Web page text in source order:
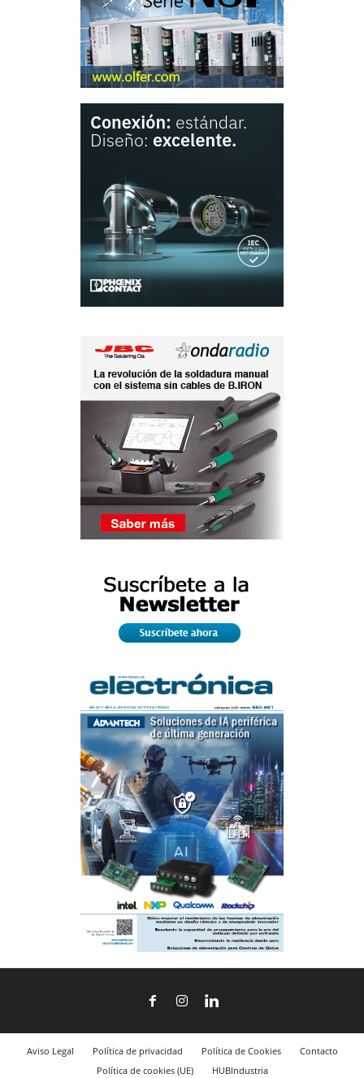
Aviso Legal Política de privacidad Política de Cookies
Contacto
Política de cookies (UE)
HUBIndustria